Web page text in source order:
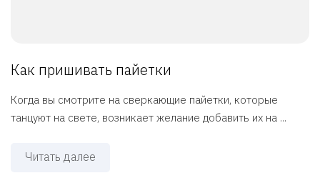
Как пришивать пайетки
Когда вы смотрите на сверкающие пайетки, которые
танцуют на свете, возникает желание добавить их на ...
Читать далее